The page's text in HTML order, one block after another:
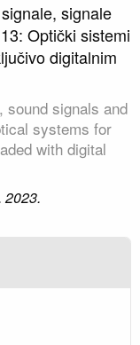
signale
Optički sistemi
digitalnim
sound signals and
systems for
with digital
2023.